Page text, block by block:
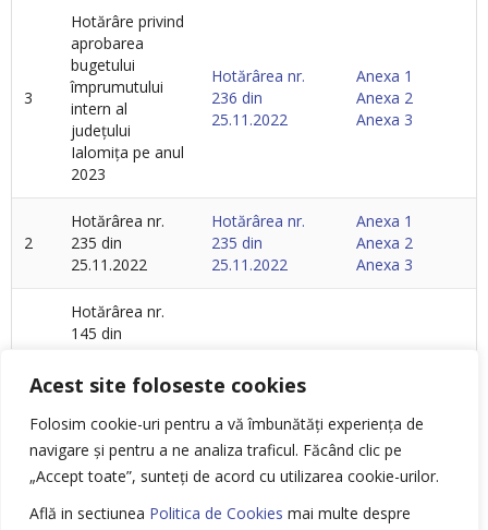
Acest site foloseste cookies
Folosim cookie-uri pentru a vă îmbunătăți experiența de
navigare și pentru a ne analiza traficul. Făcând clic pe
„Accept toate”, sunteți de acord cu utilizarea cookie-urilor.
Află in sectiunea Politica de Cookies mai multe despre
3
Hotărâre privind
aprobarea
bugetului
împrumutului
intern al
județului
Ialomița pe anul
2023
Hotărârea nr.
236 din
25.11.2022
Anexa 1
Anexa 2
Anexa 3
2
Hotărârea nr.
235 din
25.11.2022
Hotărârea nr.
235 din
25.11.2022
Anexa 1
Anexa 2
Anexa 3
1
Hotărârea nr.
145 din
privind
aprobarea
rectificării
bugetului
împrumutului
intern al
județului
aprobarea
rectificării
bugetului
împrumutului
Ialomița, pe anul
2022
Anexa 3
Anexa la HCJI
nr. 145 din
29.07.2022